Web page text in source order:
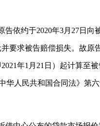
依约于2020年3月27日向
要求被告赔偿损失。故原
年1月21日）起计算至被
华人民共和国合同法》第